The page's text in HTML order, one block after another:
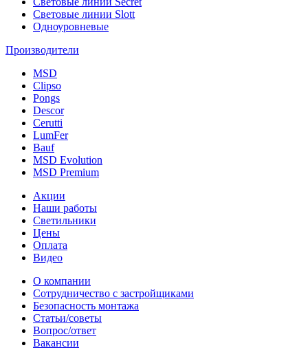
Световые линии Slott
Одноуровневые
Производители
MSD
Clipso
Pongs
Descor
Cerutti
LumFer
Bauf
MSD Evolution
MSD Premium
Акции
Наши работы
Светильники
Цены
Оплата
Видео
О компании
Сотрудничество с застройщиками
Безопасность монтажа
Статьи/советы
Вопрос/ответ
Вакансии